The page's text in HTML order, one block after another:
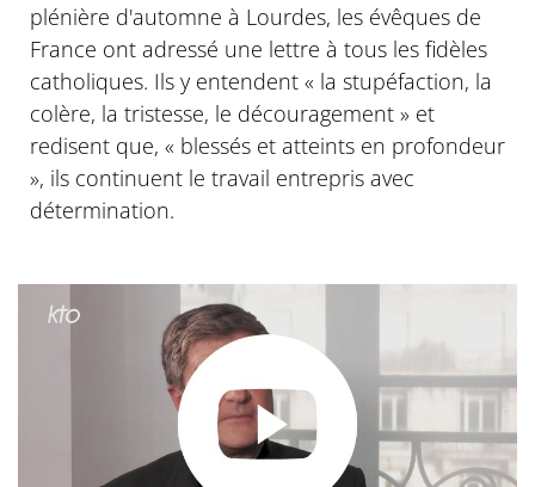
plénière d'automne à Lourdes, les évêques de
France ont adressé une lettre à tous les fidèles
catholiques. Ils y entendent « la stupéfaction, la
colère, la tristesse, le découragement » et
redisent que, « blessés et atteints en profondeur
», ils continuent le travail entrepris avec
détermination.